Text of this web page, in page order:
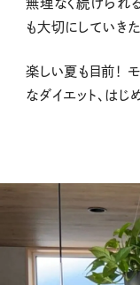
無理なく続けられる
も大切にしていきた
楽しい夏も目前！
なダイエット、はじ